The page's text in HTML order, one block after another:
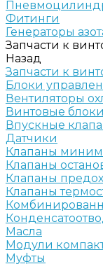
Фитинги
Генераторы
Запчасти к
Назад
Запчасти к
Блоки
Вентиляторы
Винтовые блоки
Впускные
Датчики
Клапаны
Клапаны
Клапаны
Клапаны
Масла
Модули
Муфты